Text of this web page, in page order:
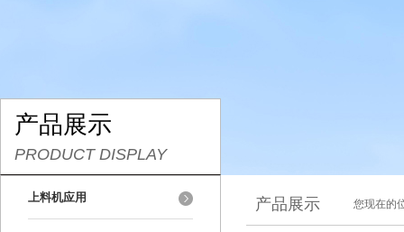
产品展示
PRODUCT DISPLAY
上料机应用 产品展示 您现在的